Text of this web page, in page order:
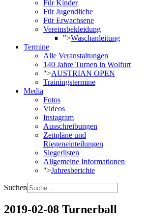
Für Kinder
Für Jugendliche
Für Erwachsene
Vereinsbekleidung
">Waschanleitung
Termine
Alle Veranstaltungen
140 Jahre Turnen in Wolfurt
">AUSTRIAN OPEN
Trainingstermine
Media
Fotos
Videos
Instagram
Ausschreibungen
Zeitpläne und
Riegeneinteilungen
Siegerlisten
Allgemeine Informationen
">Jahresberichte
Suchen
2019-02-08 Turnerball